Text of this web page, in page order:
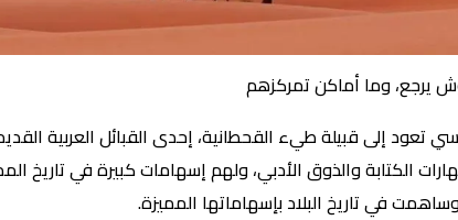
يرجع، وما أماكن تمركزهم
تعود إلى قبيلة طيء القحطانية، إحدى القبائل العربية
الكتابة والذوق الأدبي، ولهم إسهامات كبيرة في تاريخ
في تاريخ البلاد بإسهاماتها المميزة.